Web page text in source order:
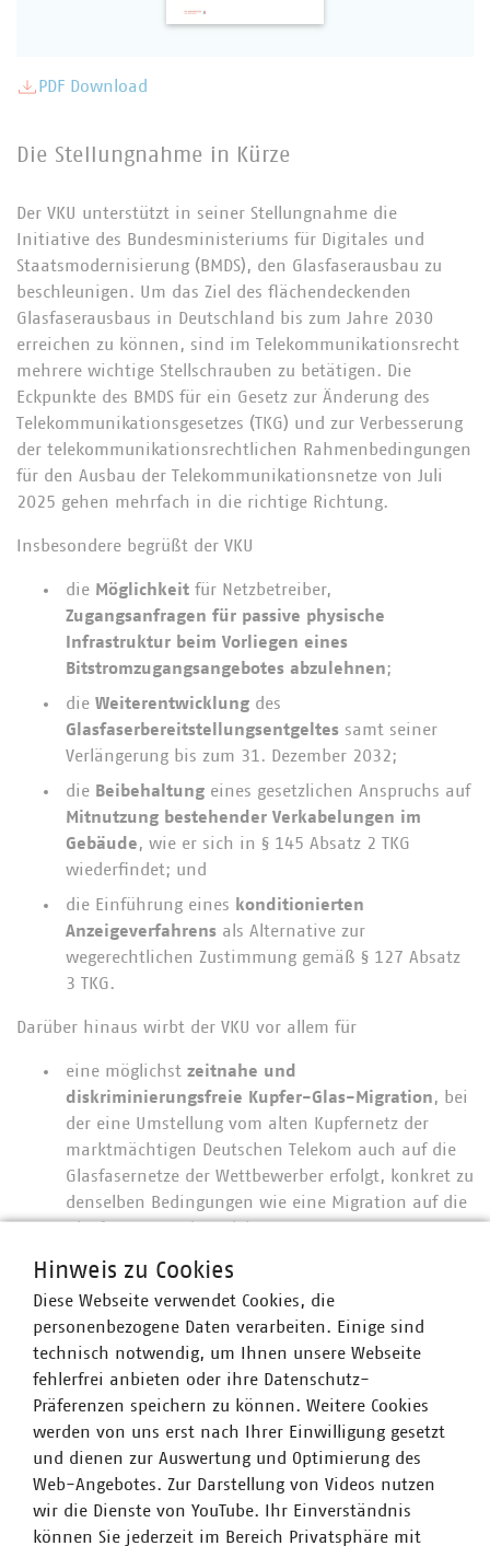
PDF Download
Die Stellungnahme in Kürze
Der VKU unterstützt in seiner Stellungnahme die
Initiative des Bundesministeriums für Digitales und
Staatsmodernisierung (BMDS), den Glasfaserausbau zu
beschleunigen. Um das Ziel des flächendeckenden
Glasfaserausbaus in Deutschland bis zum Jahre 2030
erreichen zu können, sind im Telekommunikationsrecht
mehrere wichtige Stellschrauben zu betätigen. Die
Eckpunkte des BMDS für ein Gesetz zur Änderung des
Telekommunikationsgesetzes (TKG) und zur Verbesserung
der telekommunikationsrechtlichen Rahmenbedingungen
für den Ausbau der Telekommunikationsnetze von Juli
2025 gehen mehrfach in die richtige Richtung.
Insbesondere begrüßt der VKU
die Möglichkeit für Netzbetreiber,
Zugangsanfragen für passive physische
Infrastruktur beim Vorliegen eines
Bitstromzugangsangebotes abzulehnen;
die Weiterentwicklung des
Glasfaserbereitstellungsentgeltes samt seiner
Verlängerung bis zum 31. Dezember 2032;
die Beibehaltung eines gesetzlichen Anspruchs auf
Mitnutzung bestehender Verkabelungen im
Gebäude, wie er sich in § 145 Absatz 2 TKG
wiederfindet; und
die Einführung eines
konditionierten
Anzeigeverfahrens als Alternative zur
wegerechtlichen Zustimmung gemäß § 127 Absatz
3 TKG.
Darüber hinaus wirbt der VKU vor allem für
eine möglichst zeitnahe und
diskriminierungsfreie
Kupfer-Glas-Migration, bei
der eine Umstellung vom alten Kupfernetz der
marktmächtigen Deutschen Telekom auch auf die
Glasfasernetze der Wettbewerber erfolgt, konkret zu
denselben Bedingungen wie eine Migration auf die
einegesetzlich verankerte nicht-öffentliche
Ausbauliste
, in der das marktmächtige
Unternehmen seine Glasfaserausbauvorhaben
ankündigen muss, um den strategischen
Doppelausbau durch das Unternehmen eindämmen
das angestrebte „Recht auf Vollausbau“ so zu
konditionieren, dass sich das
Doppelausbauproblem vom Zugangsnetz nicht auf
den Innenbereich von Mehrfamilienhäusern
ausweitet;
Hinweis zu Cookies
Diese Webseite verwendet Cookies, die
personenbezogene Daten verarbeiten. Einige sind
technisch notwendig, um Ihnen unsere Webseite
fehlerfrei anbieten oder ihre Datenschutz-
Präferenzen speichern zu können. Weitere Cookies
werden von uns erst nach Ihrer Einwilligung gesetzt
und dienen zur Auswertung und Optimierung des
Web-Angebotes. Zur Darstellung von Videos nutzen
wir die Dienste von YouTube. Ihr Einverständnis
können Sie jederzeit im Bereich Privatsphäre mit